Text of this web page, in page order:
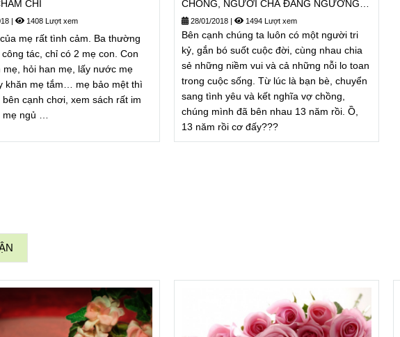
CHỈ
| 1408 Lượt xem
mẹ rất tình cảm. Ba thường
tác, chỉ có 2 mẹ con. Con
mẹ, hỏi han mẹ, lấy nước mẹ
khăn mẹ tắm… mẹ bảo mệt thì
bên cạnh chơi, xem sách rất im
mẹ ngủ …
CHỒNG, NGƯỜI CHA ĐÁNG NGƯỠNG
MỘ28/01/2018 | 1494 Lượt xem
Bên cạnh chúng ta luôn có một người tri
kỷ, gắn bó suốt cuộc đời, cùng nhau chia
sẻ những niềm vui và cả những nỗi lo toan
trong cuộc sống. Từ lúc là bạn bè, chuyển
sang tình yêu và kết nghĩa vợ chồng,
chúng mình đã bên nhau 13 năm rồi. Ồ,
13 năm rồi cơ đấy???